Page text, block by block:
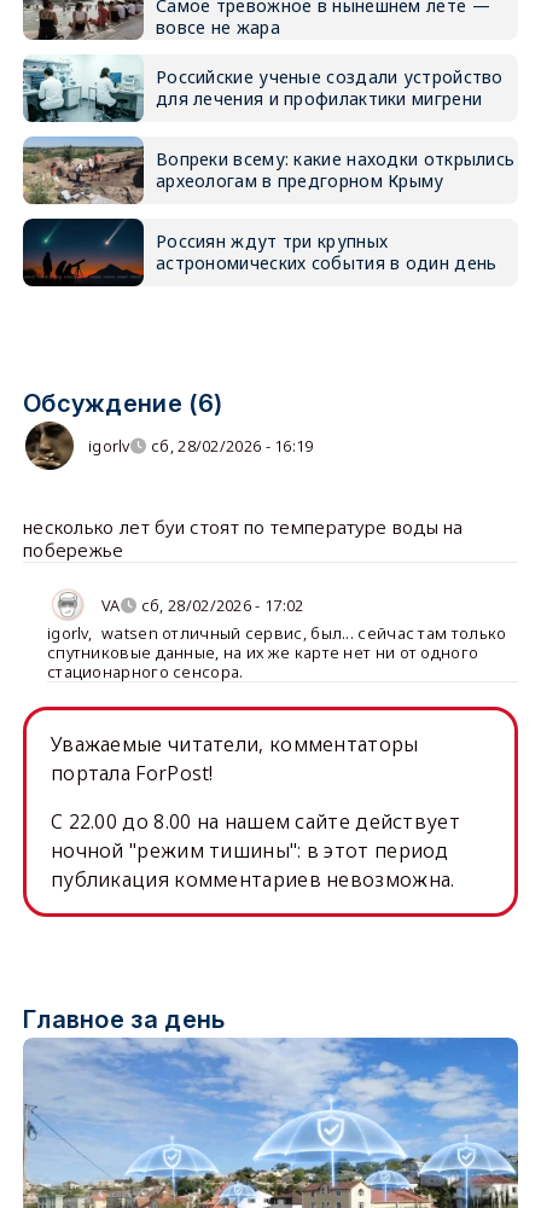
Самое тревожное в нынешнем лете —
вовсе не жара
Российские ученые создали устройство
для лечения и профилактики мигрени
Вопреки всему: какие находки открылись
археологам в предгорном Крыму
Россиян ждут три крупных
астрономических события в один день
Обсуждение (6)
igorlv сб, 28/02/2026 - 16:19
несколько лет буи стоят по температуре воды на
побережье
VA
сб, 28/02/2026 - 17:02
igorlv, watsen отличный сервис, был... сейчас там только
спутниковые данные, на их же карте нет ни от одного
стационарного сенсора.
Уважаемые читатели, комментаторы
портала ForPost!
C 22.00 до 8.00 на нашем сайте действует
ночной "режим тишины": в этот период
публикация комментариев невозможна.
Главное за день